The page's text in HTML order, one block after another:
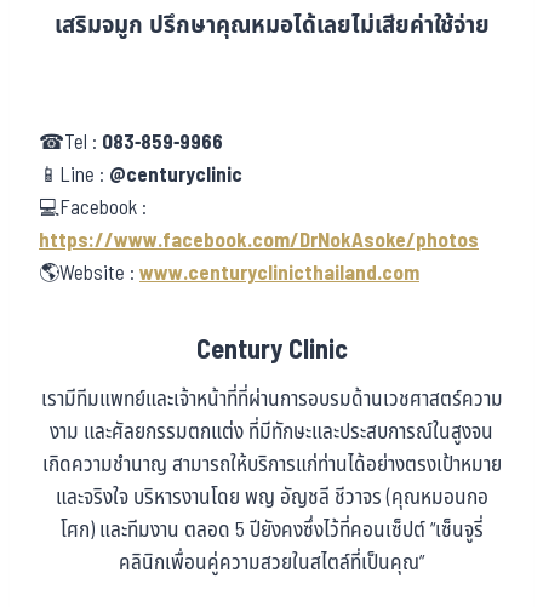
เสริมจมูก ปรึกษาคุณหมอได้เลยไม่เสียค่าใช้จ่าย
☎Tel : 083-859-9966
📱Line : @centuryclinic
💻Facebook :
https://www.facebook.com/DrNokAsoke/photos
🌎Website :www.centuryclinicthailand.com
Century Clinic
เรามีทีมแพทย์และเจ้าหน้าที่ที่ผ่านการอบรมด้านเวชศาสตร์ความ
งาม และศัลยกรรมตกแต่ง ที่มีทักษะและประสบการณ์ในสูงจน
เกิดความชำนาญ สามารถให้บริการแก่ท่านได้อย่างตรงเป้าหมาย
และจริงใจ บริหารงานโดย พญ อัญชลี ชีวาจร (คุณหมอนกอ
โศก) และทีมงาน ตลอด 5 ปียังคงซึ่งไว้ที่คอนเซ็ปต์ “เซ็นจูรี่
คลินิกเพื่อนคู่ความสวยในสไตล์ที่เป็นคุณ”